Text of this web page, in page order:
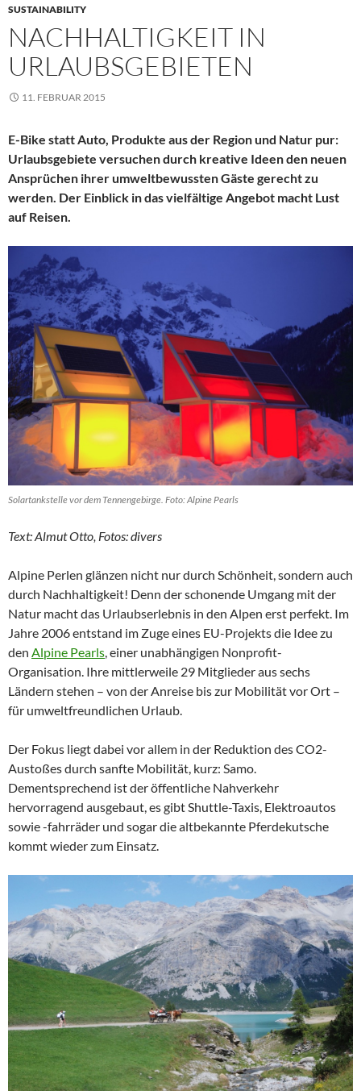
SUSTAINABILITY
NACHHALTIGKEIT IN
URLAUBSGEBIETEN
11. FEBRUAR 2015
E-Bike statt Auto, Produkte aus der Region und Natur pur:
Urlaubsgebiete versuchen durch kreative Ideen den neuen
Ansprüchen ihrer umweltbewussten Gäste gerecht zu
werden. Der Einblick in das vielfältige Angebot macht Lust
auf Reisen.
Solartankstelle vor dem Tennengebirge. Foto: Alpine Pearls
Text: Almut Otto, Fotos: divers
Alpine Perlen glänzen nicht nur durch Schönheit, sondern auch
durch Nachhaltigkeit! Denn der schonende Umgang mit der
Natur macht das Urlaubserlebnis in den Alpen erst perfekt. Im
Jahre 2006 entstand im Zuge eines EU-Projekts die Idee zu
den Alpine Pearls , einer unabhängigen Nonprofit-
Organisation. Ihre mittlerweile 29 Mitglieder aus sechs
Ländern stehen – von der Anreise bis zur Mobilität vor Ort –
für umweltfreundlichen Urlaub.
Der Fokus liegt dabei vor allem in der Reduktion des CO2-
Austoßes durch sanfte Mobilität, kurz: Samo.
Dementsprechend ist der öffentliche Nahverkehr
hervorragend ausgebaut, es gibt Shuttle-Taxis, Elektroautos
sowie -fahrräder und sogar die altbekannte Pferdekutsche
kommt wieder zum Einsatz.